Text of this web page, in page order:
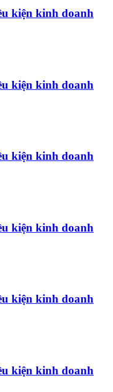
kiện kinh doanh
kiện kinh doanh
kiện kinh doanh
kiện kinh doanh
kiện kinh doanh
kiện kinh doanh